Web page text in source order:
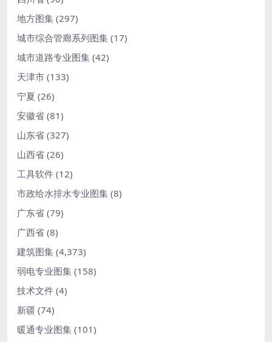
地方图集 (297)
城市综合管廊系列图集 (17)
城市道路专业图集 (42)
天津市 (133)
宁夏 (26)
安徽省 (81)
山东省 (327)
山西省 (26)
工具软件 (12)
市政给水排水专业图集 (8)
广东省 (79)
广西省 (8)
建筑图集 (4,373)
弱电专业图集 (158)
技术文件 (4)
新疆 (74)
暖通专业图集 (101)